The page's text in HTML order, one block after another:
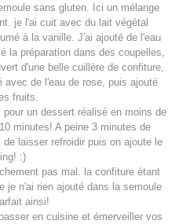
sans gluten. Ici un mélange
je l'ai cuit avec du lait végétal
à la vanille. J'ai ajouté de l'eau
la préparation dans des coupelles,
d'une belle cuillère de confiture,
avec de l'eau de rose, puis ajouté
fruits.
un dessert réalisé en moins de
minutes! A peine 3 minutes de
laisser refroidir puis on ajoute le
:)
pas mal. la confiture étant
je n'ai rien ajouté dans la semoule
ainsi!
en cuisine et émerveiller vos